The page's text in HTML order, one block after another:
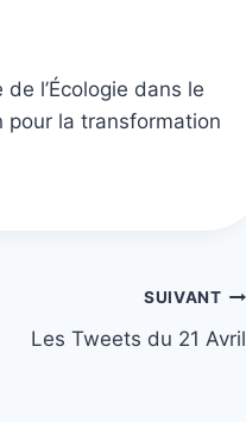
l’Écologie dans le
pour la transformation
SUIVANT
Les Tweets du 21 Avril